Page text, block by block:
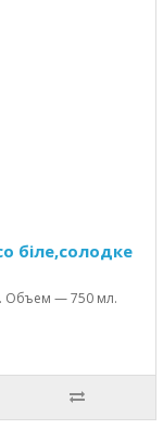
біле,солодке
Объем — 750 мл.